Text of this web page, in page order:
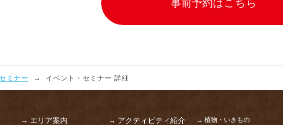
事前予約はこちら
ミナー イベント・セミナー 詳細
→ エリア案内
→ アクティビティ紹介
→ 植物・いきもの